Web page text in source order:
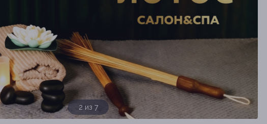
2 из 7